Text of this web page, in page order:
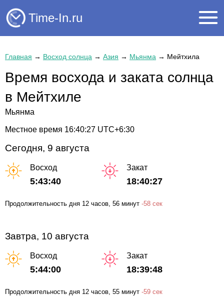
Time-In.ru
Главная → Восход солнца → Азия → Мьянма → Мейтхила
Время восхода и заката солнца
в Мейтхиле
Мьянма
Местное время 16:40:27 UTC+6:30
Сегодня, 9 августа
Восход
5:43:40
Закат
18:40:27
Продолжительность дня 12 часов , 56 минут -58 сек
Завтра, 10 августа
Восход
5:44:00
Закат
18:39:48
Продолжительность дня 12 часов, 55 минут -59 сек